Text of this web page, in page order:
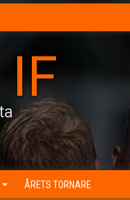
ÅRETS TORNARE